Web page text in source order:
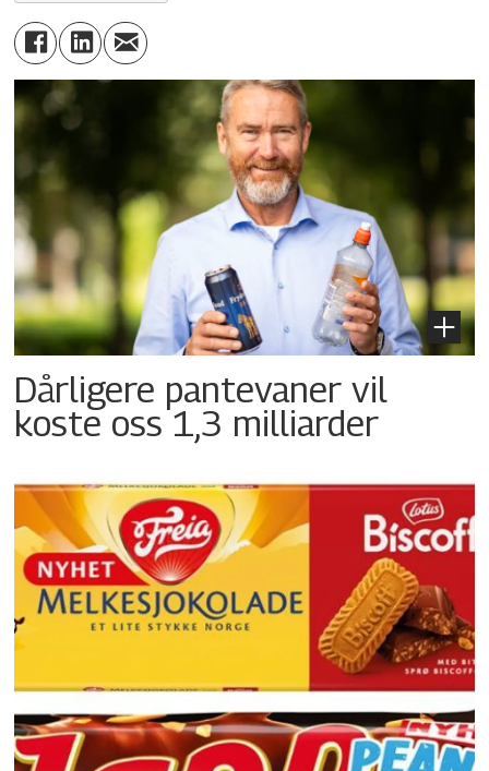
Dårligere pantevaner vil
koste oss 1,3 milliarder